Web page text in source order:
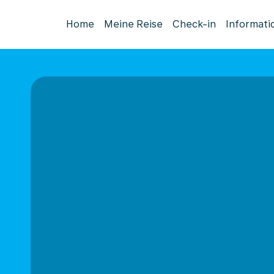
Home Meine Reise Check-in